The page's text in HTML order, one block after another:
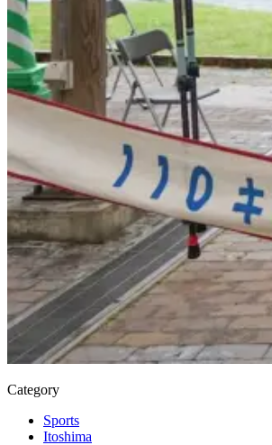
Category
Sports
Itoshima